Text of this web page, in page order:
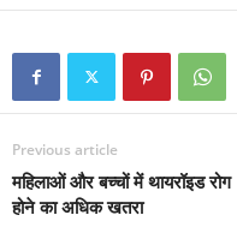
Previous article
महिलाओं और बच्चों में थायरॉइड रोग
होने का अधिक खतरा